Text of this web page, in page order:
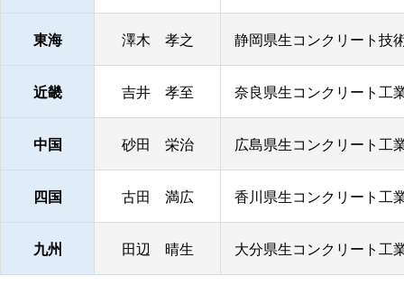
東海 澤木 孝之 静岡県生コンクリート技
近畿 吉井 孝至 奈良県生コンクリート工
中国 砂田 栄治 広島県生コンクリート工
四国 古田 満広 香川県生コンクリート工
九州 田辺 晴生 大分県生コンクリート工